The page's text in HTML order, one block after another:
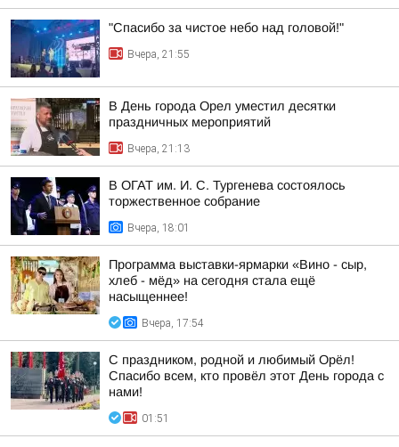
"Спасибо за чистое небо над головой!"
Вчера, 21:55
В День города Орел уместил десятки
праздничных мероприятий
Вчера, 21:13
В ОГАТ им. И. С. Тургенева состоялось
торжественное собрание
Вчера, 18:01
Программа выставки-ярмарки «Вино - сыр,
хлеб - мёд» на сегодня стала ещё
насыщеннее!
Вчера, 17:54
С праздником, родной и любимый Орёл!
Спасибо всем, кто провёл этот День города с
нами!
01:51